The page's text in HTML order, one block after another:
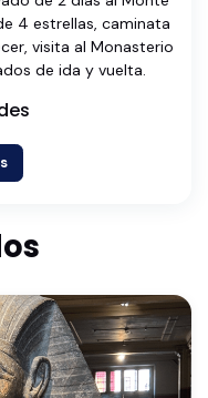
4 estrellas, caminata
visita al Monasterio
de ida y vuelta.